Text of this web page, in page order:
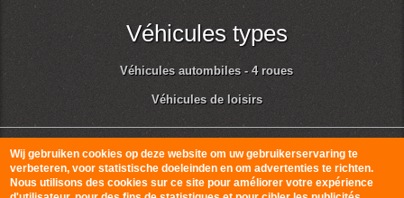
Véhicules types
Véhicules autombiles - 4 roues
Véhicules de loisirs
© Autolive 2010-2026Conditions générales d'utilisation et respect de la vie
privée
Wij gebruiken cookies op deze website om uw gebruikerservaring te
verbeteren, voor statistische doeleinden en om advertenties te richten.
Nous utilisons des cookies sur ce site pour améliorer votre expérience